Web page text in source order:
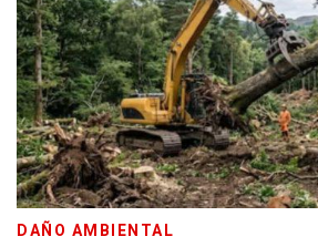
DAÑO AMBIENTAL